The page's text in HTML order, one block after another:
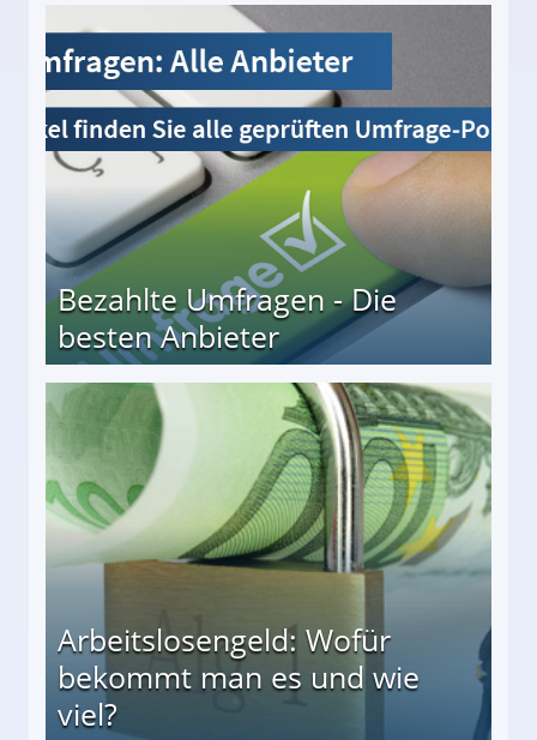
Bezahlte Umfragen - Die
besten Anbieter
Arbeitslosengeld: Wofür
bekommt man es und wie
viel?